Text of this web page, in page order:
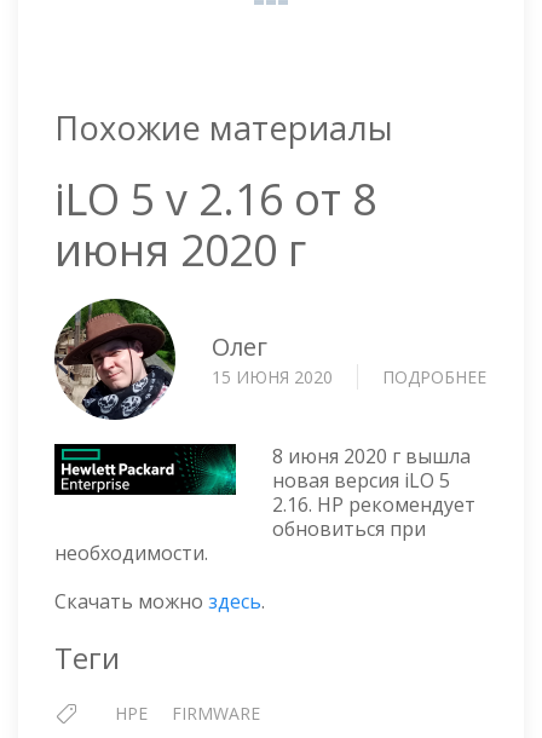
Похожие материалы
iLO 5 v 2.16 от 8
июня 2020 г
Олег
15 ИЮНЯ 2020 ПОДРОБНЕЕ
8 июня 2020 г вышла
новая версия iLO 5
2.16. HP рекомендует
обновиться при
необходимости.
Скачать можно здесь.
Теги
HPE FIRMWARE